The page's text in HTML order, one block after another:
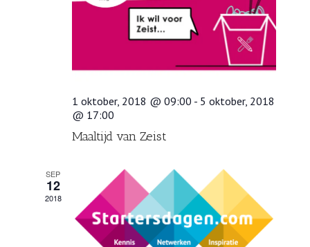
1 oktober, 2018 @ 09:00 - 5 oktober, 2018
@ 17:00
Maaltijd van Zeist
SEP
12
2018